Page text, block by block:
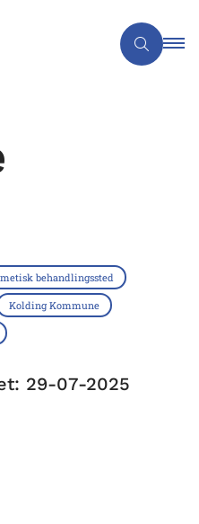
behandlingssted
Kolding Kommune
29-07-2025